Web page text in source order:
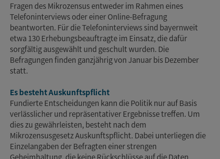
Fragen des Mikrozensus entweder im Rahmen eines
Telefoninterviews oder einer Online-Befragung
beantworten. Für die Telefoninterviews sind bayernweit
etwa 130 Erhebungsbeauftragte im Einsatz, die dafür
sorgfältig ausgewählt und geschult wurden. Die
Befragungen finden ganzjährig von Januar bis Dezember
statt.
Es besteht Auskunftspflicht
Fundierte Entscheidungen kann die Politik nur auf Basis
verlässlicher und repräsentativer Ergebnisse treffen. Um
dies zu gewährleisten, besteht nach dem
Mikrozensusgesetz Auskunftspflicht. Dabei unterliegen die
Einzelangaben der Befragten einer strengen
Geheimhaltung, die keine Rückschlüsse auf die Daten